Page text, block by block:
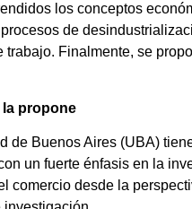
los conceptos
de
Finalmente, se
la propone
de Buenos Aires (UBA)
un fuerte énfasis en la
comercio desde la